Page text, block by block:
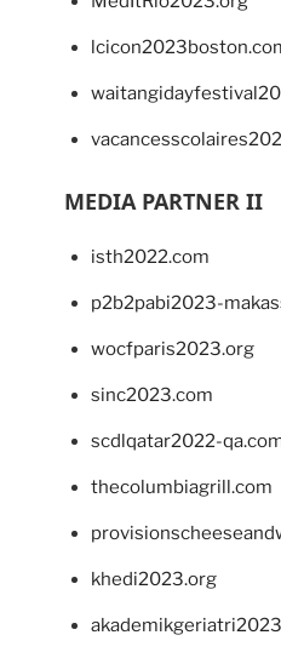
MEDIA PARTNER II
isth2022.com
p2b2pabi2023-
wocfparis2023.org
sinc2023.com
scdlqatar2022-
thecolumbiagrill.com
khedi2023.org